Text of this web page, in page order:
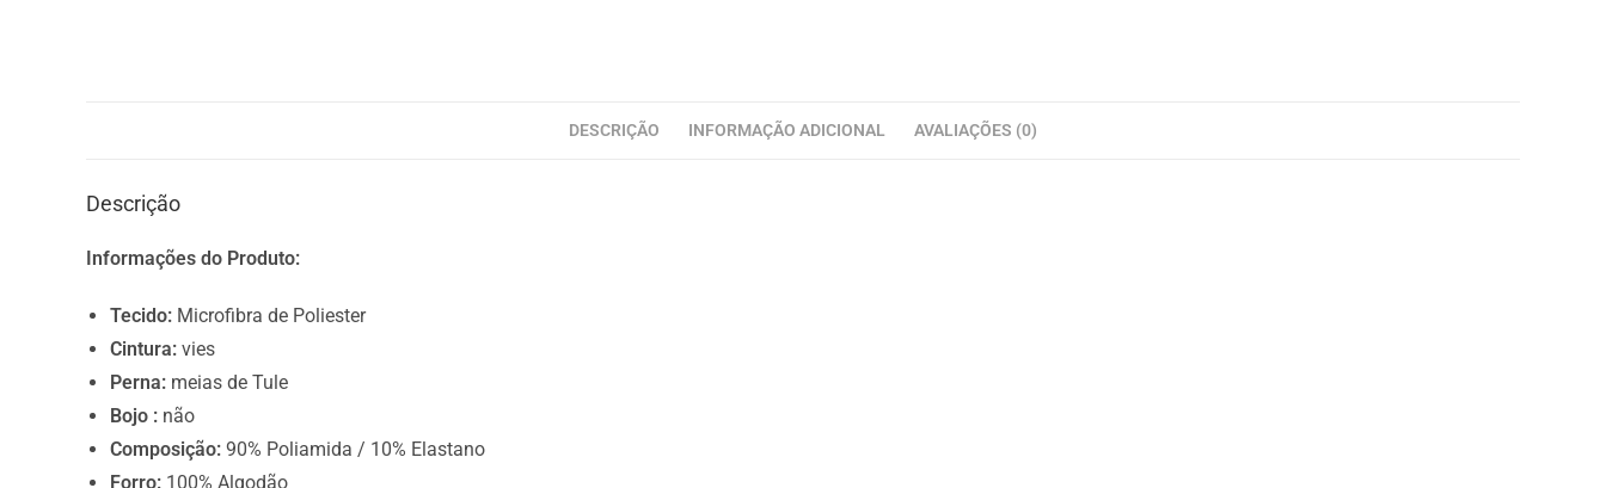
DESCRIÇÃO INFORMAÇÃO ADICIONAL AVALIAÇÕES (0)
Descrição
Informações do Produto:
Tecido: Microfibra de Poliester
Cintura: vies
Perna: meias de Tule
Bojo : não
Composição: 90% Poliamida / 10% Elastano
Forro: 100% Algodão